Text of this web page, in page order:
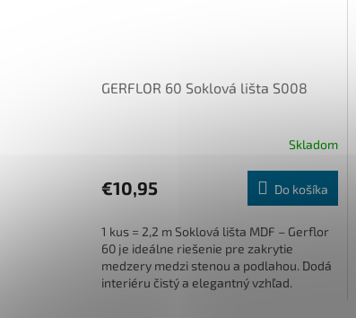
GERFLOR 60 Soklová lišta S008
Skladom
€10,95 Do košíka
1 kus = 2,2 m Soklová lišta MDF – Gerflor
60 je ideálne riešenie pre zakrytie
medzery medzi stenou a podlahou. Dodá
interiéru čistý a elegantný vzhľad.